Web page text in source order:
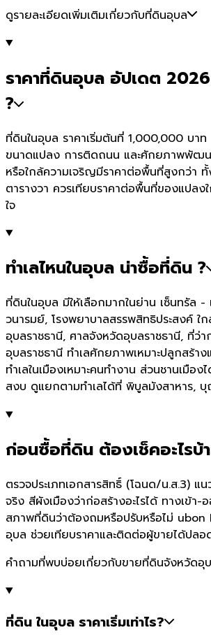
ดูรายละเอียดเพิ่มเติมเกี่ยวกับที่ดินอุบล
ราคาที่ดินอุบล อัปเดต 2026
?
ที่ดินในอุบล ราคาเริ่มต้นที่ 1,000,000 บาท
ขนาดแปลง การติดถนน และศักยภาพพัฒ
หรือใกล้ความเจริญมีราคาต่อพื้นที่สูงกว่า ทั้
ตารางวา ควรเทียบราคาต่อพื้นที่ของแปล
ใจ
ทำเลไหนในอุบล น่าซื้อที่ดิน ?
ที่ดินในอุบล มีให้เลือกมากในย่าน เซ็นทรัล
วนารมย์, โรงพยาบาลสรรพสิทธิประสงค์ ใ
อุบลราชธานี, ศาลจังหวัดอุบลราชธานี, ที่ว่า
อุบลราชธานี ทำเลศักยภาพเหมาะปลูกสร้าง
ทำเลในเมืองเหมาะคนทำงาน ส่วนชานเมือ
สงบ ดูแยกตามทำเลได้ที่ พิบูลมังสาหาร,
ก่อนซื้อที่ดิน ต้องเช็คอะไรบ้
ตรวจประเภทเอกสารสิทธิ์ (โฉนด/น.ส.3) แ
จริง สีผังเมืองว่าก่อสร้างอะไรได้ ทางเข้า-
สภาพที่ดินว่าต้องถมหรือปรับหรือไม่ ubon
อุบล ช่วยเทียบราคาและติดต่อผู้ขายได้ปล
คำถามที่พบบ่อยเกี่ยวกับขายที่ดินจังหวัดอุ
ที่ดิน ในอุบล ราคาเริ่มเท่าไร?